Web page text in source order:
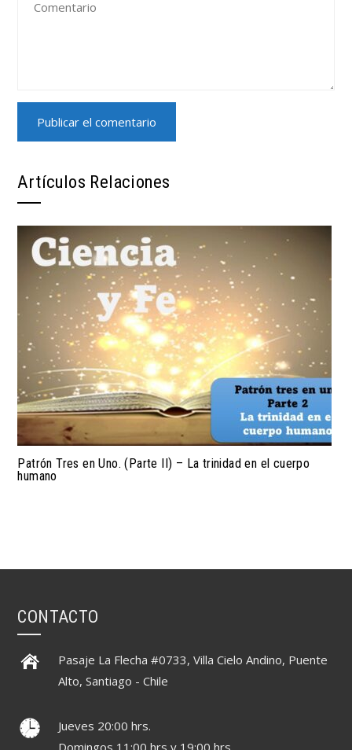
Artículos Relaciones
Patrón Tres en Uno. (Parte II) – La trinidad en el cuerpo
humano
CONTACTO
Pasaje La Flecha #0733, Villa Cielo Andino, Puente
Alto, Santiago - Chile
Jueves 20:00 hrs.
Domingos 11:00 hrs y 19:00 hrs.